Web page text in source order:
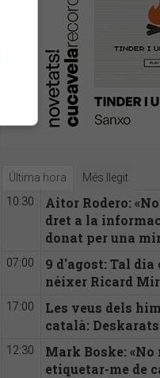
Última hora Més llegit
10:30
Aitor Rodero:
dret a la
donat per una
07:00
9 d'agost: Tal
néixer Ricard
17:00
Les veus dels
català: Deskarats
12:30
Mark Boske: «No
etiquetar-me de